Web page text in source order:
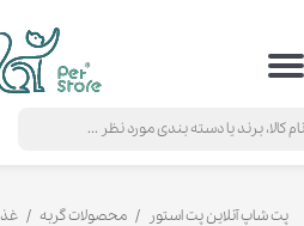
حساب کاربری من
خروج از حساب کاربری
پت شاپ آنلاین پت استور محصولات گربه